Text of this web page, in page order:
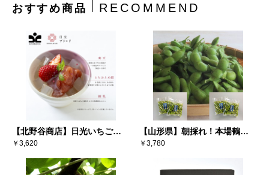
おすすめ商品 RECOMMEND
【北野谷商店】日光いちごミ
ルクあんみつ（6個入り）
￥3,620
【山形県】朝採れ！本場鶴岡
白山地区（寺田産）だだちゃ
￥3,780